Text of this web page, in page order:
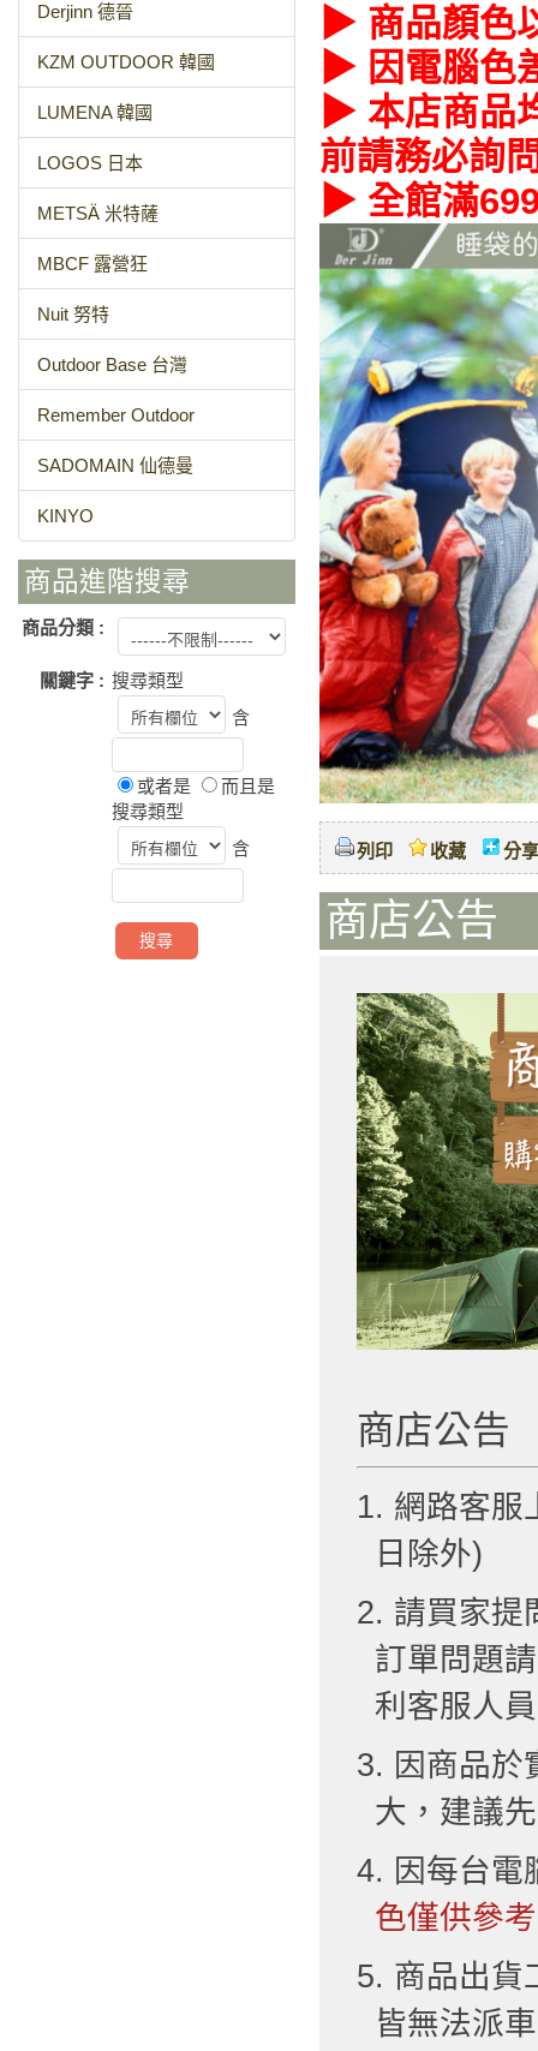
Derjinn 德晉
KZM OUTDOOR 韓國
LUMENA 韓國
LOGOS 日本
METSÄ 米特薩
MBCF 露營狂
Nuit 努特
Outdoor Base 台灣
Remember Outdoor
SADOMAIN 仙德曼
KINYO
商品進階搜尋
商品分類 :
關鍵字 : 搜尋類型
含
或者是
而且是
搜尋類型
含
▶ 商品顏色
▶ 因電腦色
▶ 本店商品
前請務必詢
▶ 全館滿
列印 收藏 分享
商店公告
商店公告
1. 網路客服
日除外)
2. 請買家提
訂單問題
利客服人
3. 因商品於
大，建議
4. 因每台電
色僅供參
5. 商品出貨
皆無法派